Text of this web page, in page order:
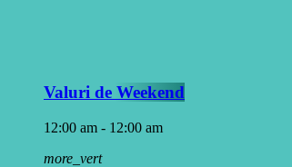
Valuri de Weekend
12:00 am - 12:00 am
more_vert